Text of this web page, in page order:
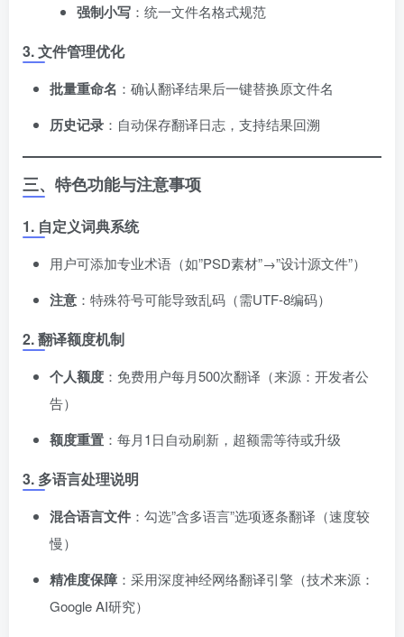
强制小写 ​：统一文件名格式规范
3. 文件管理优化
批量重命名 ​：确认翻译结果后一键替换原文件名
历史记录 ​：自动保存翻译日志，支持结果回溯
三、特色功能与注意事项
1. 自定义词典系统
用户可添加专业术语（如”PSD素材”→”设计源文件”）
注意 ​：特殊符号可能导致乱码（需UTF-8编码）
2. 翻译额度机制
个人额度 ​：免费用户每月500次翻译（来源：开发者公
告）
额度重置 ​：每月1日自动刷新，超额需等待或升级
3. 多语言处理说明
混合语言文件 ​：勾选”含多语言”选项逐条翻译（速度较
慢）
精准度保障 ​：采用深度神经网络翻译引擎（技术来源：
Google AI研究）